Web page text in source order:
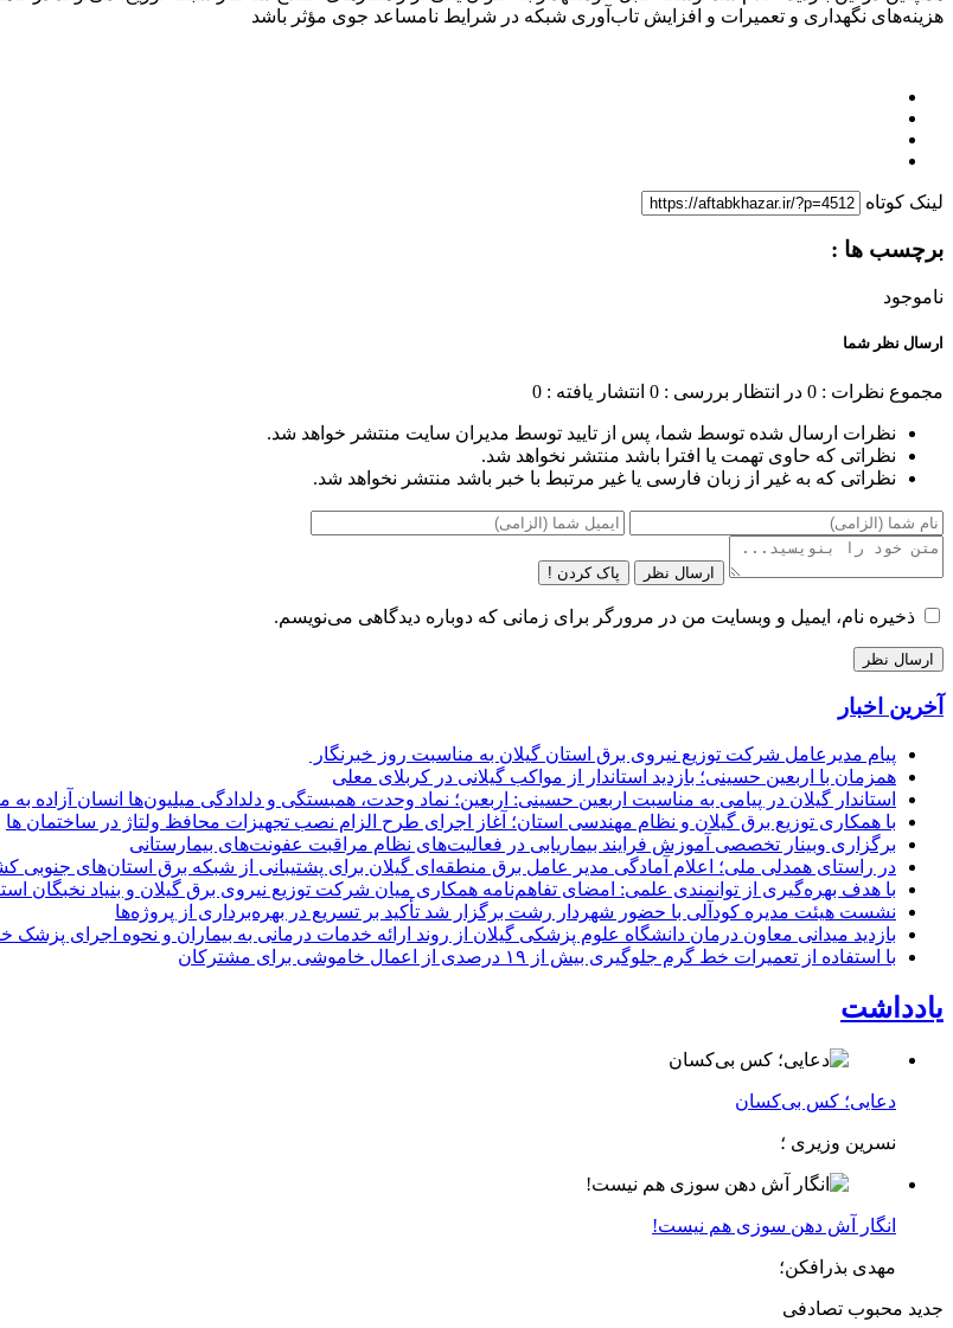
هزینه‌های نگهداری و تعمیرات و افزایش تاب‌آوری شبکه در شرایط نامساعد جوی مؤثر باشد
لینک کوتاه
برچسب ها :
ناموجود
ارسال نظر شما
مجموع نظرات : 0 در انتظار بررسی : 0 انتشار یافته : 0
نظرات ارسال شده توسط شما، پس از تایید توسط مدیران سایت منتشر خواهد شد.
نظراتی که حاوی تهمت یا افترا باشد منتشر نخواهد شد.
نظراتی که به غیر از زبان فارسی یا غیر مرتبط با خبر باشد منتشر نخواهد شد.
ارسال نظر پاک کردن !
ذخیره نام، ایمیل و وبسایت من در مرورگر برای زمانی که دوباره دیدگاهی می‌نویسم.
آخرین اخبار
پیام مدیرعامل شركت توزیع نیروی برق استان گیلان به مناسبت روز خبرنگار ‌
همزمان با اربعین حسینی؛ بازدید استاندار از مواکب گیلانی در کربلای معلی
استاندار گیلان در پیامی به مناسبت اربعین حسینی: اربعین؛ نماد وحدت، همبستگی و دلدادگی میلیون‌ها انسان آزاده
با همکاری توزیع برق گیلان و نظام مهندسی استان؛ آغاز اجرای طرح الزام نصب تجهیزات محافظ ولتاژ در ساختمان ها
برگزاری وبینار تخصصی آموزش فرایند بیماریابی در فعالیت‌های نظام مراقبت عفونت‌های بیمارستانی
در راستای همدلی ملی؛ اعلام آمادگی مدیر عامل برق منطقه‌ای گیلان برای پشتیبانی از شبكه برق استان‌های جنوبی
با هدف بهره‌گیری از توانمندی علمی: امضای تفاهم‌نامه همكاری میان شركت توزیع نیروی برق گیلان و بنیاد نخبگان
نشست هیئت مدیره کودآلی با حضور شهردار رشت برگزار شد تأکید بر تسریع در بهره‌برداری از پروژه‌ها
بازدید میدانی معاون درمان دانشگاه علوم پزشکی گیلان از روند ارائه خدمات درمانی به بیماران و نحوه اجرای
با استفاده از تعمیرات خط گرم جلوگیری بیش از ۱۹ درصدی از اعمال خاموشی برای مشتركان
یادداشت
دعایی؛ کس بی‌کسان
نسرین وزیری ؛
انگار آش دهن سوزی هم نیست!
مهدی بذرافکن؛
جدید محبوب تصادفی